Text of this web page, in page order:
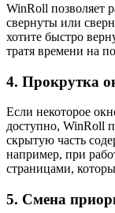
WinRoll позволяет
свернуты или
хотите быстро
тратя времени на
4. Прокрутка
Если некоторое
доступно, WinRoll
скрытую часть
например, при
страницами,
5. Смена